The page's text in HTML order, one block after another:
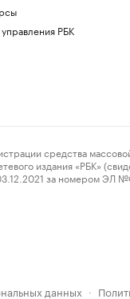
РБК
средства
издания «РБК»
за номером ЭЛ
данных ·